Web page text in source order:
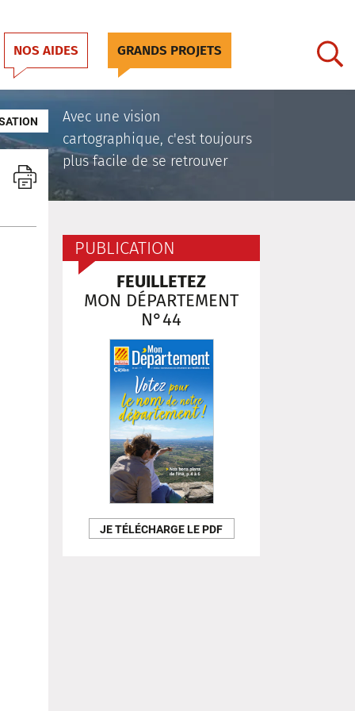
NOS AIDES GRANDS PROJETS
Avec une vision
cartographique, c'est toujours
plus facile de se retrouver
PUBLICATION
FEUILLETEZ
MON DÉPARTEMENT
N°44
JE TÉLÉCHARGE LE PDF